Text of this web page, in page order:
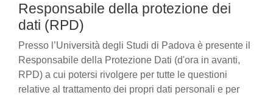
Responsabile della protezione dei
dati (RPD)
Presso l’Università degli Studi di Padova è presente il
Responsabile della Protezione Dati (d'ora in avanti,
RPD) a cui potersi rivolgere per tutte le questioni
relative al trattamento dei propri dati personali e per